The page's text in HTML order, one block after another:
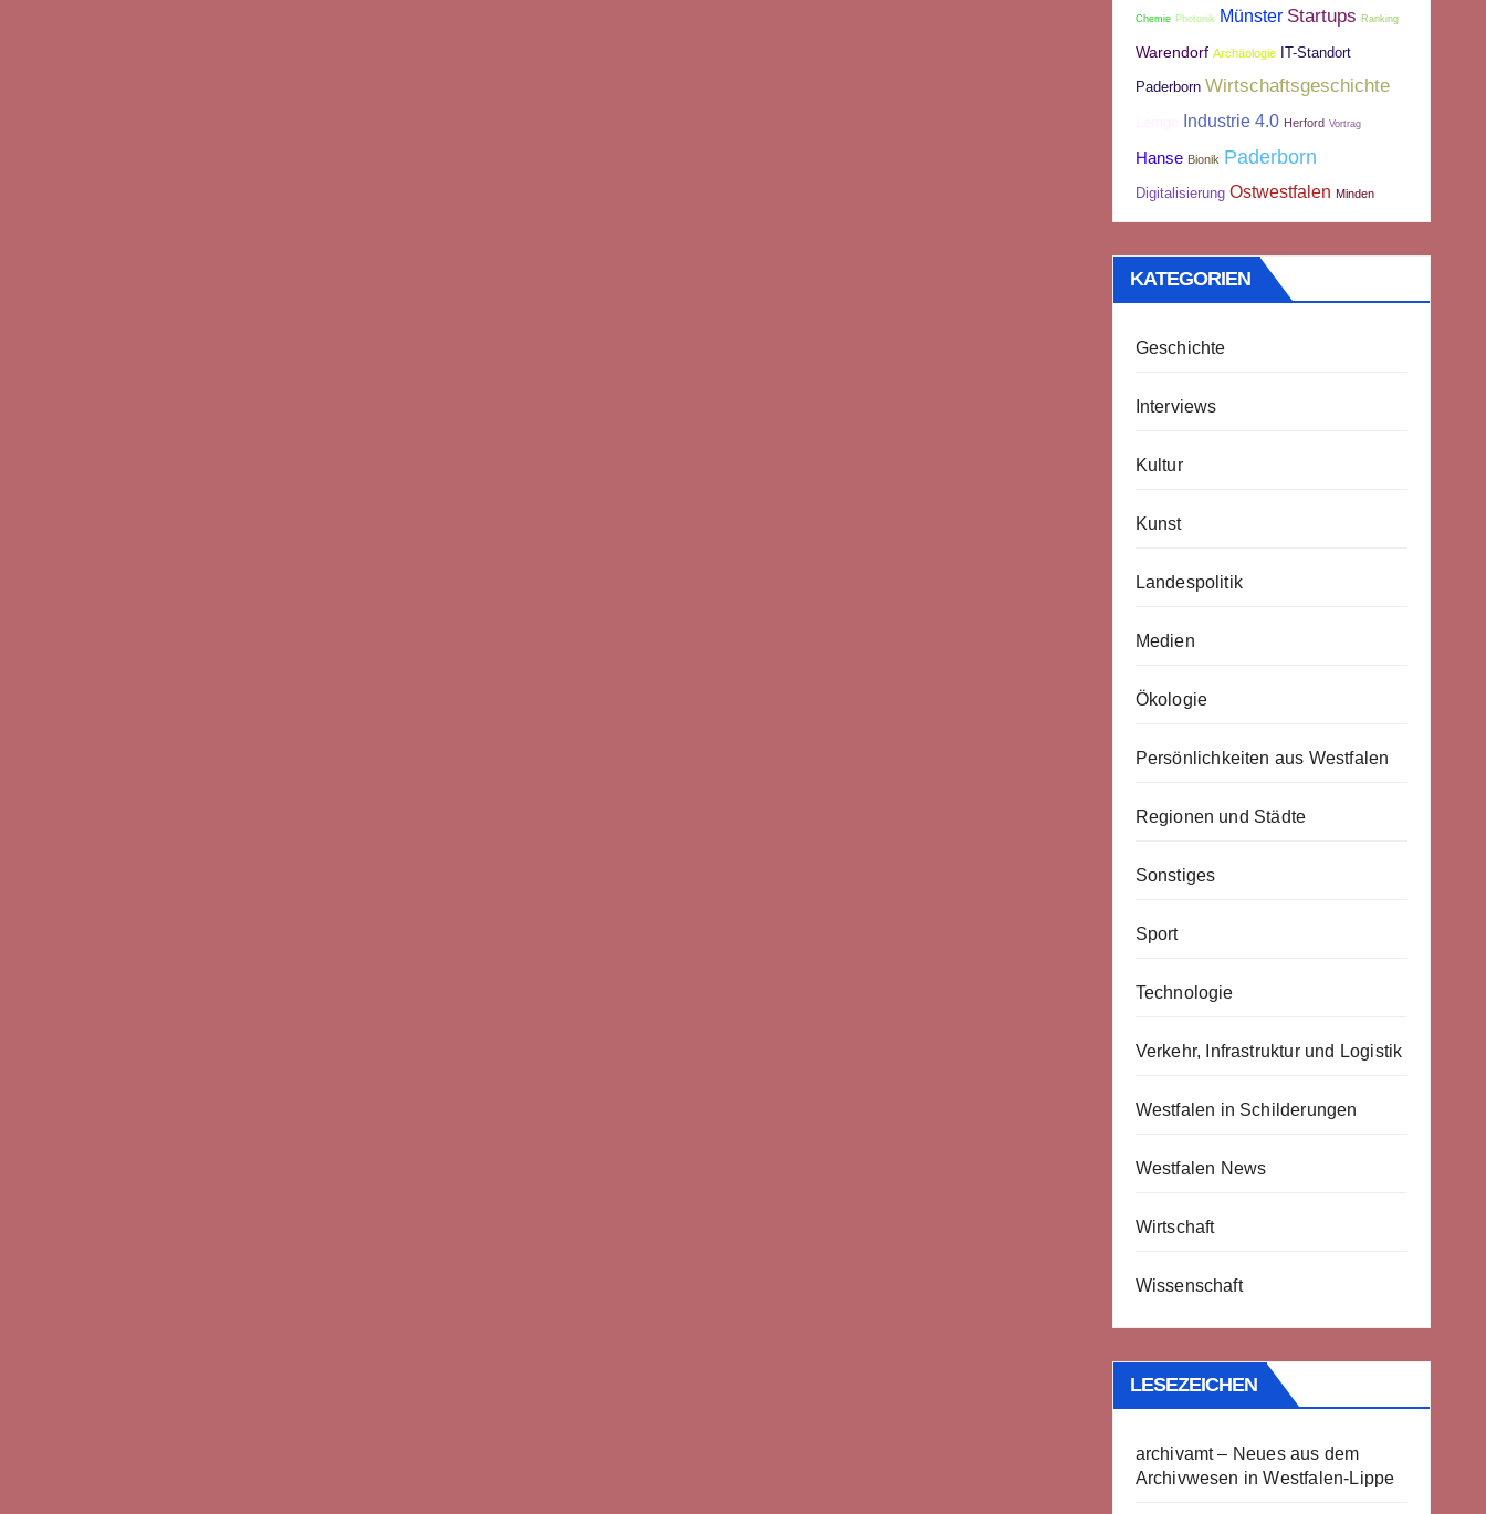
Chemie Photonik Münster Startups Ranking
Warendorf Archäologie IT-Standort
Paderborn Wirtschaftsgeschichte
Industrie 4.0 Herford Vortrag
Hanse Bionik Paderborn
Digitalisierung Ostwestfalen Minden
KATEGORIEN
Geschichte
Interviews
Kultur
Kunst
Landespolitik
Medien
Ökologie
Persönlichkeiten aus Westfalen
Regionen und Städte
Sonstiges
Sport
Technologie
Verkehr, Infrastruktur und Logistik
Westfalen in Schilderungen
Westfalen News
Wirtschaft
Wissenschaft
LESEZEICHEN
archivamt – Neues aus dem
Archivwesen in Westfalen-Lippe